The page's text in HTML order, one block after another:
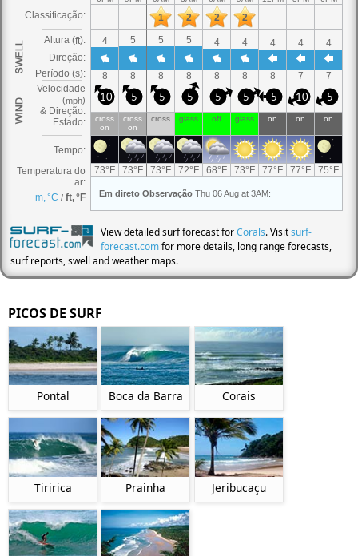
View detailed surf forecast forCorals. Visitsurf-
forecast.comfor more details, long range forecasts,
surf reports, swell and weather maps.
PICOS DE SURF
Pontal Boca da Barra Corais
Tiririca Prainha Jeribucaçu